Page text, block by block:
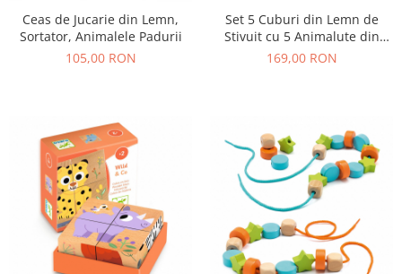
Ceas de Jucarie din Lemn,
Sortator, Animalele Padurii
105,00 RON
Set 5 Cuburi din Lemn de
Stivuit cu 5 Animalute din
Padure
169,00 RON